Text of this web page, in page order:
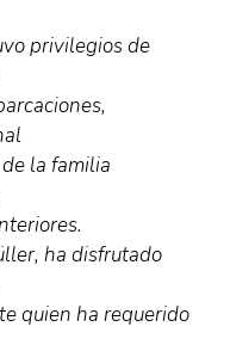
privilegios de
la familia
ha disfrutado
quien ha requerido